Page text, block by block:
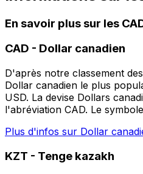
En savoir plus sur les
CAD - Dollar canadien
D'après notre classement
Dollar canadien le plus
USD. La devise Dollars
l'abréviation CAD. Le
Plus d'infos sur Dollar
KZT - Tenge kazakh